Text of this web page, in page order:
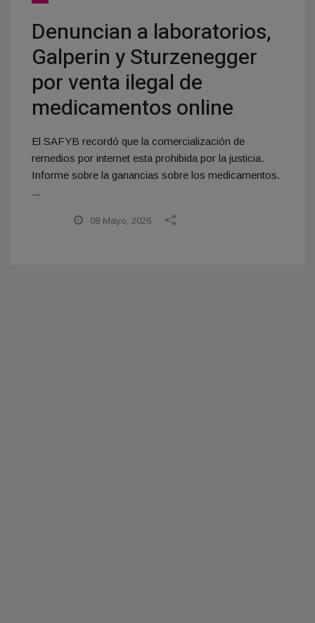
Denuncian a laboratorios,
Galperin y Sturzenegger
por venta ilegal de
medicamentos online
El SAFYB recordó que la comercialización de
remedios por internet esta prohibida por la justicia.
Informe sobre la ganancias sobre los medicamentos.
...
08 Mayo, 2026